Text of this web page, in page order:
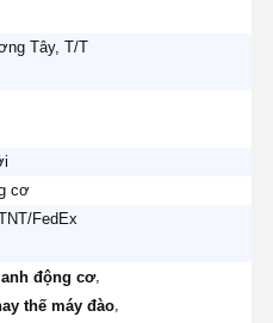
Tây, T/T
cơ
FedEx
động cơ,
thế máy đào